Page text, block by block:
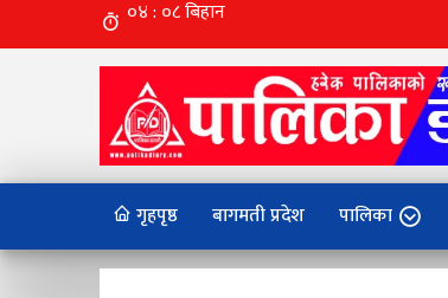
गृहपृष्ठ बागमती प्रदेश पालिका